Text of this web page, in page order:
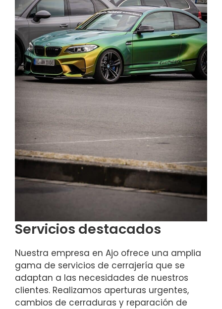
Servicios destacados
Nuestra empresa en Ajo ofrece una amplia
gama de servicios de cerrajería que se
adaptan a las necesidades de nuestros
clientes. Realizamos aperturas urgentes,
cambios de cerraduras y reparación de